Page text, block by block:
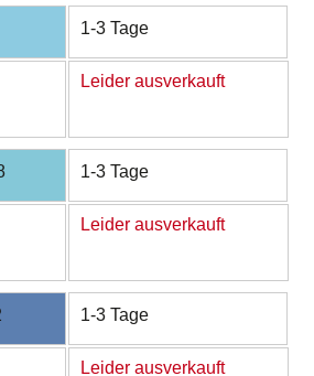
1-3 Tage
Leider ausverkauft
1-3 Tage
Leider ausverkauft
1-3 Tage
Leider ausverkauft